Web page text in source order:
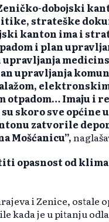
dobojski
strateške
kanton ima i
i plan
upravljanja
upravljanja
Imaju i
skoro sve općine
zatvorile
Mošćanicu”,
opasnost od
i Zenice, ostale
kada je u pitanju